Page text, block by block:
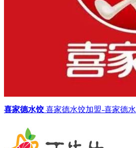
喜家德水饺 喜家德水饺加盟-喜家德水